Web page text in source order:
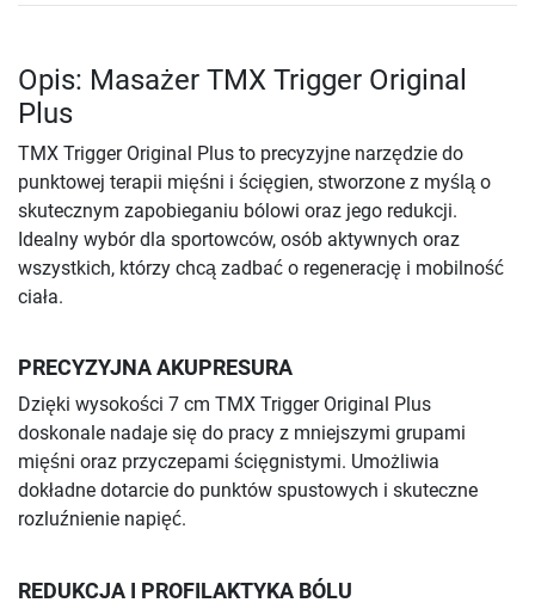
Opis: Masażer TMX Trigger Original
Plus
TMX Trigger Original Plus to precyzyjne narzędzie do
punktowej terapii mięśni i ścięgien, stworzone z myślą o
skutecznym zapobieganiu bólowi oraz jego redukcji.
Idealny wybór dla sportowców, osób aktywnych oraz
wszystkich, którzy chcą zadbać o regenerację i mobilność
ciała.
PRECYZYJNA AKUPRESURA
Dzięki wysokości 7 cm TMX Trigger Original Plus
doskonale nadaje się do pracy z mniejszymi grupami
mięśni oraz przyczepami ścięgnistymi. Umożliwia
dokładne dotarcie do punktów spustowych i skuteczne
rozluźnienie napięć.
REDUKCJA I PROFILAKTYKA BÓLU